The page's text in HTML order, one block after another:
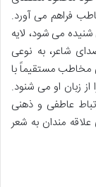
فراهم می آورد.
می شود، لایه
شاعر، به نوعی
مخاطب مستقیماً با
زبان او می شنود.
عاطفی و ذهنی
مندان به شعر